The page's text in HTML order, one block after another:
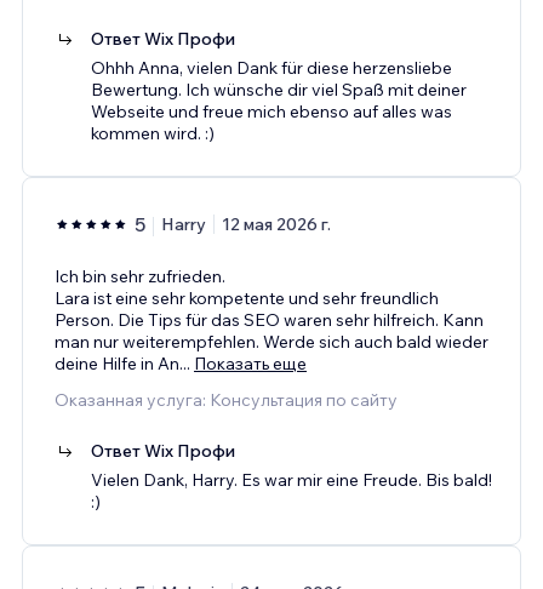
Ответ Wix Профи
Ohhh Anna, vielen Dank für diese herzensliebe
Bewertung. Ich wünsche dir viel Spaß mit deiner
Webseite und freue mich ebenso auf alles was
kommen wird. :)
5 Harry 12 мая 2026 г.
Ich bin sehr zufrieden.
Lara ist eine sehr kompetente und sehr freundlich
Person. Die Tips für das SEO waren sehr hilfreich. Kann
man nur weiterempfehlen. Werde sich auch bald wieder
deine Hilfe in An... Показать еще
Оказанная услуга: Консультация по сайту
Ответ Wix Профи
Vielen Dank, Harry. Es war mir eine Freude. Bis bald!
:)